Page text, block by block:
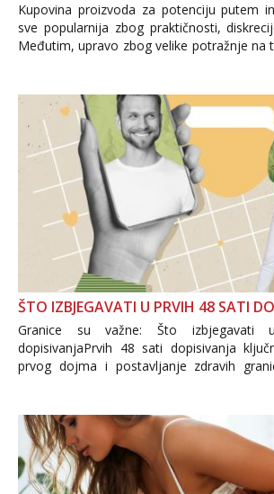
Kupovina proizvoda za potenciju putem
sve popularnija zbog praktičnosti,
Međutim, upravo zbog velike potražnje na
i brojni krivotvoreni proizvodi,
ŠTO IZBJEGAVATI U PRVIH 48 SATI
Granice su važne: Što
dopisivanjaPrvih 48 sati dopisivanja
prvog dojma i postavljanje zdravih
Važno je izbjeći prebrzo otkrivanje
informacija, jer nepoznata osoba još
povjerenje. Takođe...